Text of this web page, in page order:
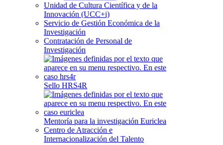
Unidad de Cultura Científica y de la
Innovación (UCC+i)
Servicio de Gestión Económica de la
Investigación
Contratación de Personal de
Investigación
Sello HRS4R
Mentoría para la investigación Euriclea
Centro de Atracción e
Internacionalización del Talento